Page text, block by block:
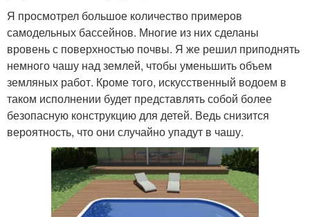
Я просмотрел большое количество примеров
самодельных бассейнов. Многие из них сделаны
вровень с поверхностью почвы. Я же решил приподнять
немного чашу над землей, чтобы уменьшить объем
земляных работ. Кроме того, искусственный водоем в
таком исполнении будет представлять собой более
безопасную конструкцию для детей. Ведь снизится
вероятность, что они случайно упадут в чашу.